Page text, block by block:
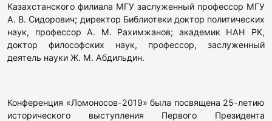
Казахстанского филиала МГУ заслуженный профессор МГУ
А. В. Сидорович; директор Библиотеки доктор политических
наук, профессор А. М. Рахимжанов; академик НАН РК,
доктор философских наук, профессор, заслуженный
деятель науки Ж. М. Абдильдин.
Конференция «Ломоносов-2019» была посвящена 25-летию
исторического выступления Первого Президента